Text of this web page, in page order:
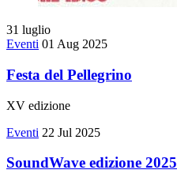
31 luglio
Eventi 01 Aug 2025
Festa del Pellegrino
XV edizione
Eventi 22 Jul 2025
SoundWave edizione 2025